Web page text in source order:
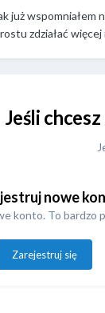
już wspomniałem
zdziałać
Jeśli
nowe
konto. To bardzo
Zarejestruj się